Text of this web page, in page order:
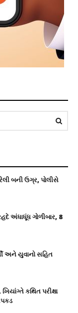
બની ઉગ્ર, પોલીસે
અંધાધૂંધ ગોળીબાર, 8
અને યુવાનો સહિત
કથિત પરીક્ષા